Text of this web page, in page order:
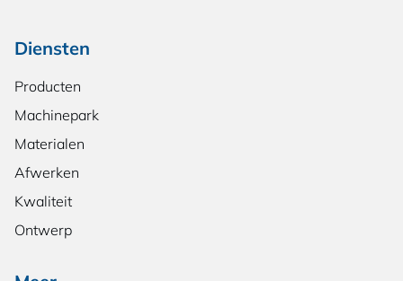
Diensten
Producten
Machinepark
Materialen
Afwerken
Kwaliteit
Ontwerp